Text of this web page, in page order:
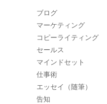
ブログ
マーケティング
コピーライティング
セールス
マインドセット
仕事術
エッセイ（随筆）
告知